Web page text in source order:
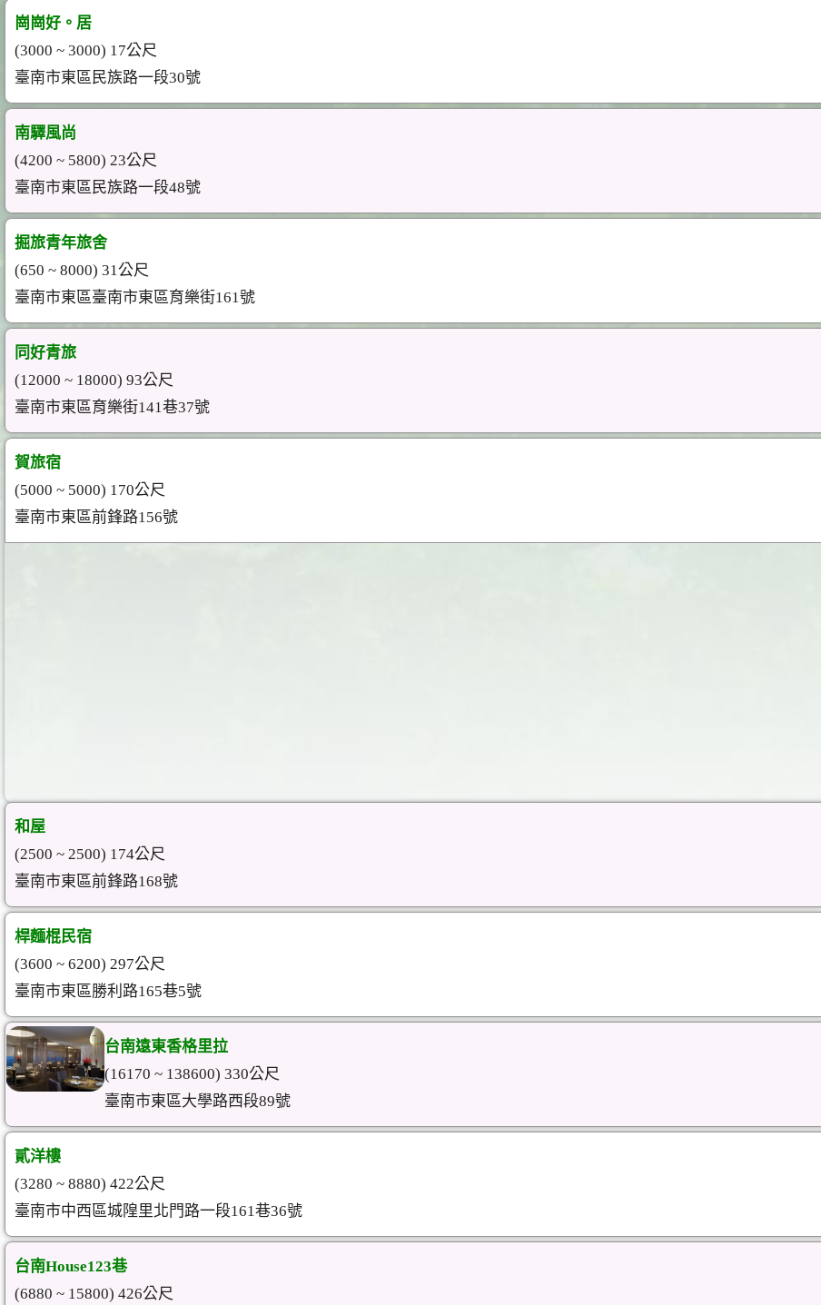
崗崗好。居
(3000 ~ 3000) 17公尺
臺南市東區民族路一段30號
南驛風尚
(4200 ~ 5800) 23公尺
臺南市東區民族路一段48號
掘旅青年旅舍
(650 ~ 8000) 31公尺
臺南市東區臺南市東區育樂街161號
同好青旅
(12000 ~ 18000) 93公尺
臺南市東區育樂街141巷37號
賀旅宿
(5000 ~ 5000) 170公尺
臺南市東區前鋒路156號
和屋
(2500 ~ 2500) 174公尺
臺南市東區前鋒路168號
桿麵棍民宿
(3600 ~ 6200) 297公尺
臺南市東區勝利路165巷5號
台南遠東香格里拉
(16170 ~ 138600) 330公尺
臺南市東區大學路西段89號
貳洋樓
(3280 ~ 8880) 422公尺
臺南市中西區城隍里北門路一段161巷36號
台南House123巷
(6880 ~ 15800) 426公尺